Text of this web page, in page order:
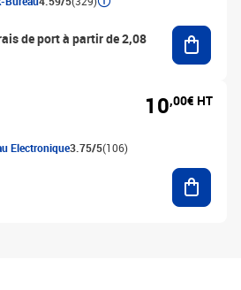
de port à partir de 2,08
Electronique3.75/5(106)
10,00€ HT